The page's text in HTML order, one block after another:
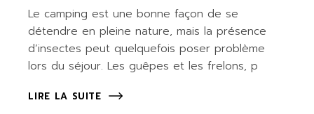
Le camping est une bonne façon de se
détendre en pleine nature, mais la présence
d’insectes peut quelquefois poser problème
lors du séjour. Les guêpes et les frelons, p
LIRE LA SUITE